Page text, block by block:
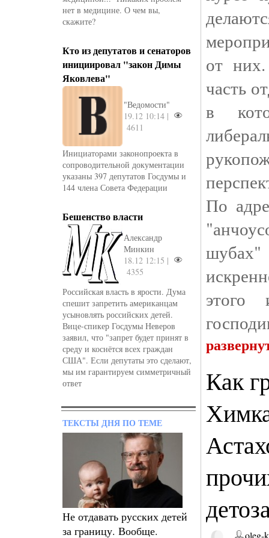
нет в медицине. О чем вы,
скажите?
Кто из депутатов и сенаторов
инициировал "закон Димы
Яковлева"
"Ведомости"
19.12 10:14 |
4611
Инициаторами законопроекта в
сопроводительной документации
указаны 397 депутатов Госдумы и
144 члена Совета Федерации
Бешенство власти
Александр
Минкин
18.12 12:15 |
4355
Российская власть в ярости. Дума
спешит запретить американцам
усыновлять российских детей.
Вице-спикер Госдумы Неверов
заявил, что "запрет будет принят в
среду и коснётся всех граждан
США". Если депутаты это сделают,
мы им гарантируем симметричный
ответ
ТЕКСТЫ ДНЯ ПО ТЕМЕ
Не отдавать русских детей
за границу. Вообще.
от
часть
в
По
шубах"
этого
Как
oleg-